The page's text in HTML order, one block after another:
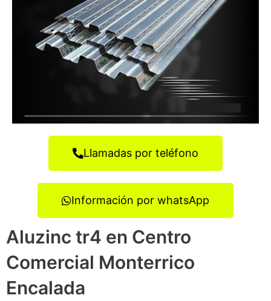
Llamadas por teléfono
Información por whatsApp
Aluzinc tr4 en Centro
Comercial Monterrico
Encalada